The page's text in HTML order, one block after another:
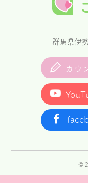
群馬県伊
カウ
©